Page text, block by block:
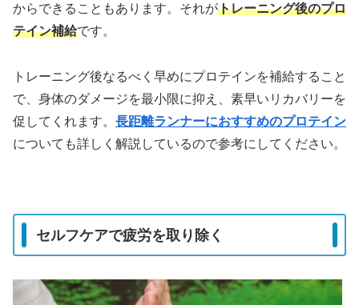
からできることもあります。それがトレーニング後のプロ
テイン補給です。
トレーニング後なるべく早めにプロテインを補給すること
で、身体のダメージを最小限に抑え、素早いリカバリーを
促してくれます。 長距離ランナーにおすすめのプロテイン
についても詳しく解説しているので参考にしてください。
セルフケアで疲労を取り除く